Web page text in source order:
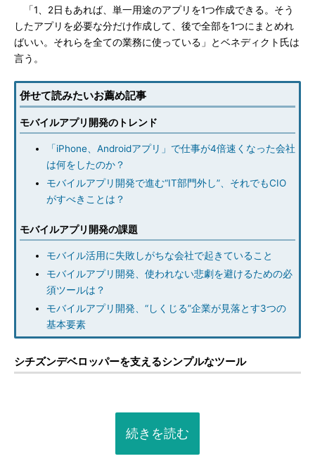
「1、2日もあれば、単一用途のアプリを1つ作成できる。そう
したアプリを必要な分だけ作成して、後で全部を1つにまとめれ
ばいい。それらを全ての業務に使っている」とベネディクト氏は
言う。
併せて読みたいお薦め記事
モバイルアプリ開発のトレンド
「iPhone、Androidアプリ」で仕事が4倍速くなった会社
は何をしたのか？
モバイルアプリ開発で進む“IT部門外し”、それでもCIO
がすべきことは？
モバイルアプリ開発の課題
モバイル活用に失敗しがちな会社で起きていること
モバイルアプリ開発、使われない悲劇を避けるための必
須ツールは？
モバイルアプリ開発、“しくじる”企業が見落とす3つの
基本要素
シチズンデベロッパーを支えるシンプルなツール
続きを読む